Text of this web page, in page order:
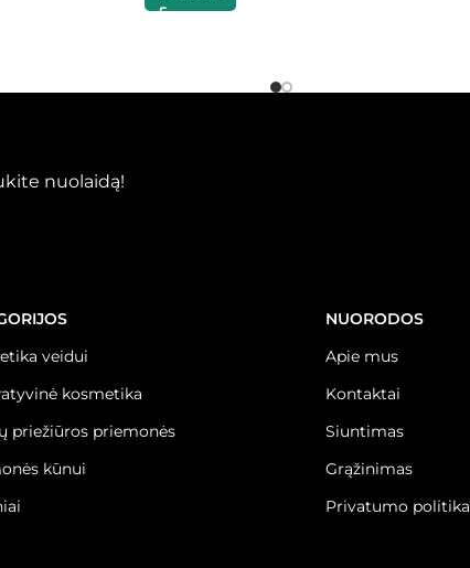
nuolaidą!
veidui
kosmetika
priežiūros priemonės
kūnui
NUORODOS
Apie mus
Kontaktai
Siuntimas
Grąžinimas
Privatumo politika